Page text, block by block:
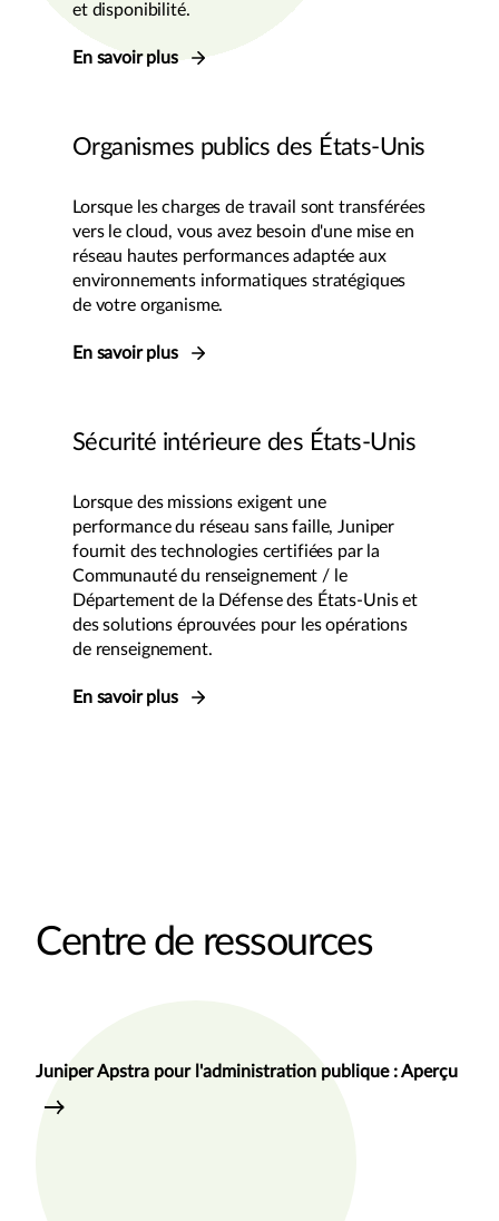
et disponibilité.
En savoir plus
Organismes publics des États-Unis
Lorsque les charges de travail sont transférées
vers le cloud, vous avez besoin d'une mise en
réseau hautes performances adaptée aux
environnements informatiques stratégiques
de votre organisme.
En savoir plus
Sécurité intérieure des États-Unis
Lorsque des missions exigent une
performance du réseau sans faille, Juniper
fournit des technologies certifiées par la
Communauté du renseignement / le
Département de la Défense des États-Unis et
des solutions éprouvées pour les opérations
de renseignement.
En savoir plus
Centre de ressources
Juniper Apstra pour l'administration publique : Aperçu